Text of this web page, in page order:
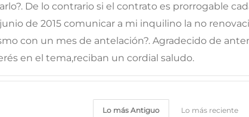
De lo contrario si el contrato es prorrogable
de 2015 comunicar a mi inquilino la no
con un mes de antelación?. Agradecido de
en el tema,reciban un cordial saludo.
Lo más reciente
Lo más Antiguo